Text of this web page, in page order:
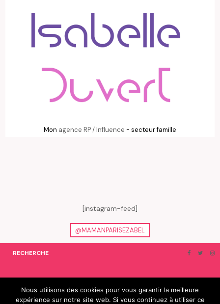
Mon agence RP / Influence - secteur famille
[instagram-feed]
@MAMANPARISEZABEL
RECHERCHE
ON EN PARLE… BLOGROLL
Nous utilisons des cookies pour vous garantir la meilleure
expérience sur notre site web. Si vous continuez à utiliser ce